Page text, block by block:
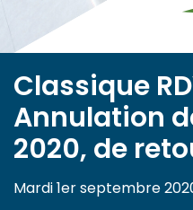
Classique
Annulation
2020, de
Mardi 1er septembre